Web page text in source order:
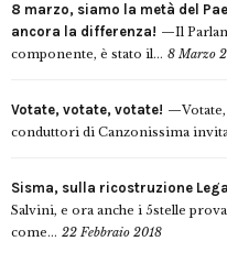
8 marzo, siamo la metà del
ancora la differenza!
Il
componente, è stato il... 8 Marzo
Votate, votate, votate!
conduttori di Canzonissima
Sisma, sulla ricostruzione
Salvini, e ora anche i 5stelle
come... 22 Febbraio 2018